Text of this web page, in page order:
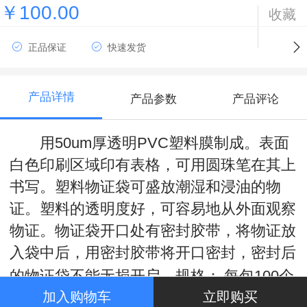
￥100.00 收藏
正品保证 快速发货
产品详情 产品参数 产品评论
用 50um厚透明PVC塑料膜制成。表面
白色印刷区域印有表格，可用圆珠笔在其上
书写。塑料物证袋可盛放潮湿和浸油的物
证。塑料的透明度好，可容易地从外面观察
物证。物证袋开口处有密封胶带，将物证放
入袋中后，用密封胶带将开口密封，密封后
的物证袋不能无损开启。规格： 每包100个
加入购物车 立即购买